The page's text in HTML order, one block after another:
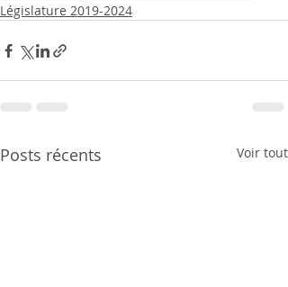
Législature 2019-2024
Posts récents Voir tout